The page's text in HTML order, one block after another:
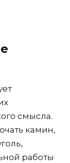
смысла.
камин,
работы